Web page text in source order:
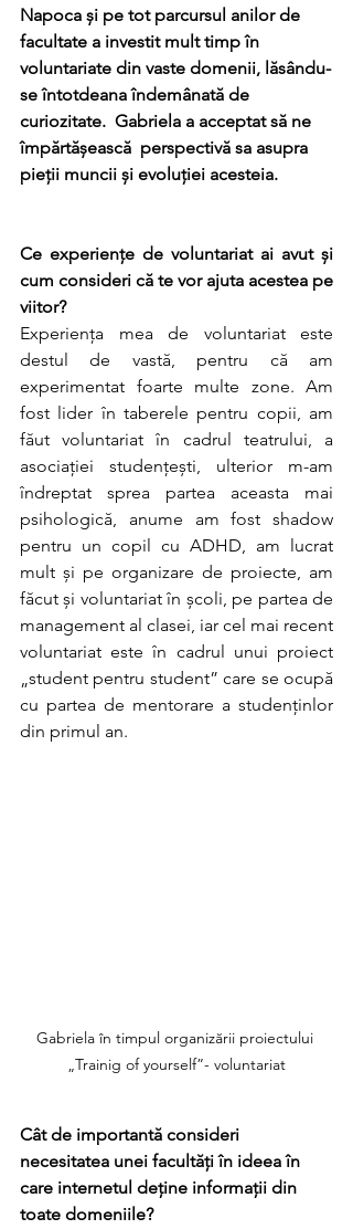
Napoca și pe tot parcursul anilor de
facultate a investit mult timp în
voluntariate din vaste domenii, lăsându-
se întotdeana îndemânată de
curiozitate.  Gabriela a acceptat să ne
împărtășească  perspectivă sa asupra
pieții muncii și evoluției acesteia.
Ce experiențe de voluntariat ai avut și
cum consideri că te vor ajuta acestea pe
viitor?
Experiența mea de voluntariat este
destul de vastă, pentru că am
experimentat foarte multe zone. Am
fost lider în taberele pentru copii, am
făut voluntariat în cadrul teatrului, a
asociației studențești, ulterior m-am
îndreptat sprea partea aceasta mai
psihologică, anume am fost shadow
pentru un copil cu ADHD, am lucrat
mult și pe organizare de proiecte, am
făcut și voluntariat în școli, pe partea de
management al clasei, iar cel mai recent
voluntariat este în cadrul unui proiect
„student pentru student” care se ocupă
cu partea de mentorare a studenținlor
din primul an.
Gabriela în timpul organizării proiectului
„Trainig of yourself”- voluntariat
Cât de importantă consideri
necesitatea unei facultăți în ideea în
care internetul deține informații din
toate domeniile?